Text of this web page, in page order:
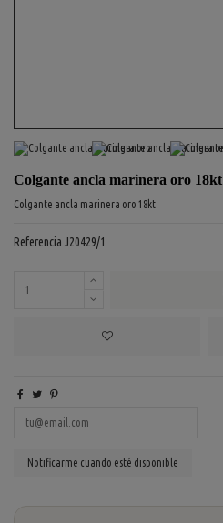
Colgante ancla marinera oro 18kt
Colgante ancla marinera oro 18kt
Referencia J20429/1